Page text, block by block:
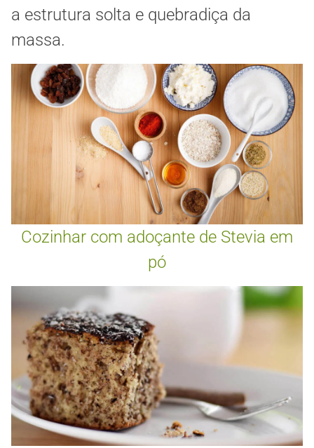
a estrutura solta e quebradiça da
massa.
Cozinhar com adoçante de Stevia em
pó